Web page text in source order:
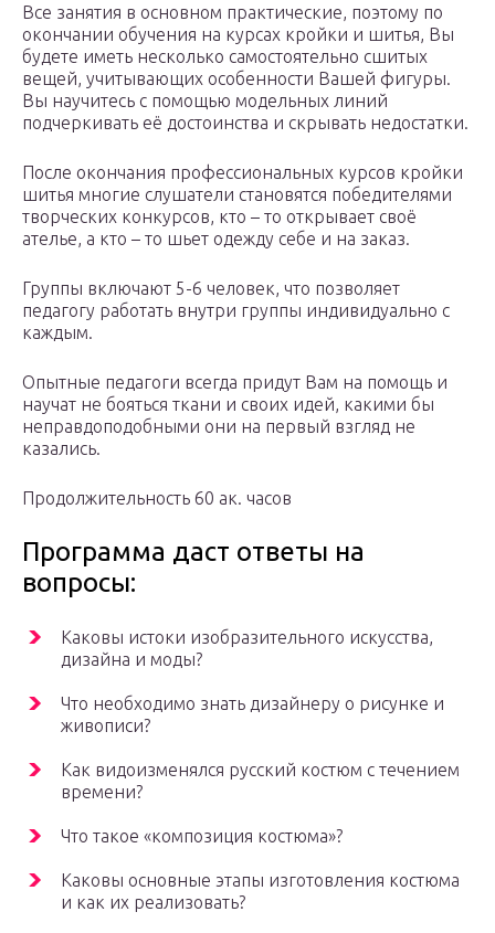
Все занятия в основном практические, поэтому по
окончании обучения на курсах кройки и шитья, Вы
будете иметь несколько самостоятельно сшитых
вещей, учитывающих особенности Вашей фигуры.
Вы научитесь с помощью модельных линий
подчеркивать её достоинства и скрывать недостатки.
После окончания профессиональных курсов кройки
шитья многие слушатели становятся победителями
творческих конкурсов, кто – то открывает своё
ателье, а кто – то шьет одежду себе и на заказ.
Группы включают 5-6 человек, что позволяет
педагогу работать внутри группы индивидуально с
каждым.
Опытные педагоги всегда придут Вам на помощь и
научат не бояться ткани и своих идей, какими бы
неправдоподобными они на первый взгляд не
казались.
Продолжительность 60 ак. часов
Программа даст ответы на
вопросы:
Каковы истоки изобразительного искусства,
дизайна и моды?
Что необходимо знать дизайнеру о рисунке и
живописи?
Как видоизменялся русский костюм с течением
времени?
Что такое «композиция костюма»?
Каковы основные этапы изготовления костюма
и как их реализовать?